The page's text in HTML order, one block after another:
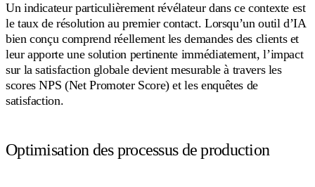
Un indicateur particulièrement révélateur dans ce contexte est
le taux de résolution au premier contact. Lorsqu’un outil d’IA
bien conçu comprend réellement les demandes des clients et
leur apporte une solution pertinente immédiatement, l’impact
sur la satisfaction globale devient mesurable à travers les
scores NPS (Net Promoter Score) et les enquêtes de
satisfaction.
Optimisation des processus de production